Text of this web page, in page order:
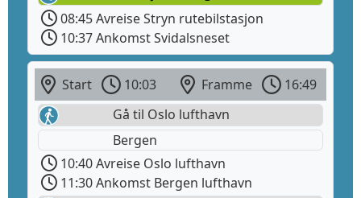
08:45 Avreise Stryn rutebilstasjon
10:37 Ankomst Svidalsneset
Start 10:03 Framme
16:49
Gå til Oslo lufthavn
Bergen
10:40 Avreise Oslo lufthavn
11:30 Ankomst Bergen lufthavn